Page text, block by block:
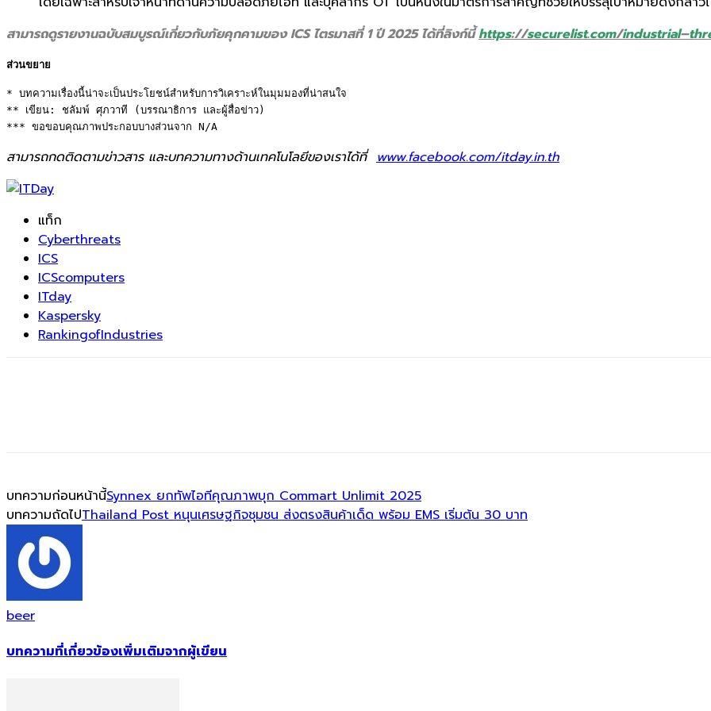
สามารถดูรายงานฉบับสมบูรณ์เกี่ยวกับภัยคุกคามของ ICS ไตรมาสที่ 1 ปี 2025 ได้ที่ลิงก์นี้https://securelist.com/industrial–
ส่วนขยาย
* บทความเรื่องนี้น่าจะเป็นประโยชน์สำหรับการวิเคราะห์ในมุมมองที่น่าสนใจ
** เขียน: ชลัมพ์ ศุภวาที (บรรณาธิการ และผู้สื่อข่าว)
*** ขอขอบคุณภาพประกอบบางส่วนจาก N/A
สามารถกดติดตามข่าวสาร และบทความทางด้านเทคโนโลยีของเราได้ที่ www.facebook.com/itday.in.th
แท็ก
Cyber​​threats
ICS
ICScomputers
ITday
Kaspersky
RankingofIndustries
บทความก่อนหน้านี้Synnex ยกทัพไอทีคุณภาพบุก Commart Unlimit 2025
บทความถัดไปThailand Post หนุนเศรษฐกิจชุมชน ส่งตรงสินค้าเด็ด พร้อม EMS เริ่มต้น 30 บาท
beer
บทความที่เกี่ยวข้องเพิ่มเติมจากผู้เขียน